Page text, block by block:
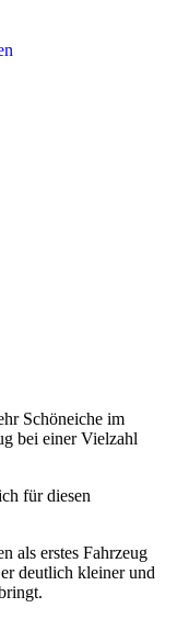
Schöneiche im
bei einer Vielzahl
für diesen
als erstes Fahrzeug
deutlich kleiner und